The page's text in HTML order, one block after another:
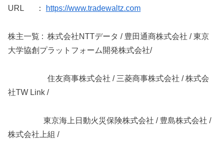
URL ： https://www.tradewaltz.com
株主一覧 : 株式会社NTTデータ / 豊田通商株式会社 / 東京
大学協創プラットフォーム開発株式会社/
住友商事株式会社 / 三菱商事株式会社 / 株式会
社TW Link /
東京海上日動火災保険株式会社 / 豊島株式会社 /
株式会社上組 /